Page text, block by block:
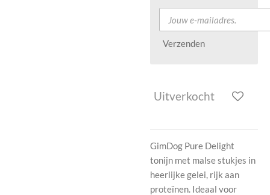
Verzenden
Uitverkocht
GimDog Pure Delight
tonijn met malse stukjes in
heerlijke gelei, rijk aan
proteïnen. Ideaal voor